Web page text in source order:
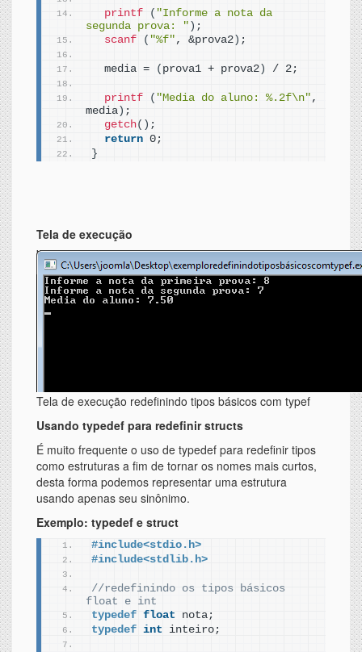
printf ( "Informe a nota da
segunda prova: " ) ;
scanf
( "%f" , &prova2 ) ;
  media =
( prova1 + prova2 ) / 2;
printf ( "Media do aluno: %.2f\n" ,
media ) ;
getch() ;
return 0;
}
Tela de execução
Tela de execução redefinindo tipos básicos com typef
Usando typedef para redefinir structs
É muito frequente o uso de typedef para redefinir tipos
como estruturas a fim de tornar os nomes mais curtos,
desta forma podemos representar uma estrutura
usando apenas seu sinônimo.
Exemplo: typedef e struct
#include<stdio.h>
#include<stdlib.h>
//redefinindo os tipos básicos
float e int
typedef float nota;
typedef int inteiro;